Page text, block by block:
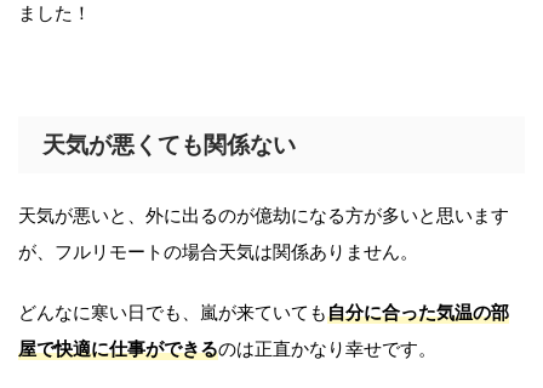
ました！
天気が悪くても関係ない
天気が悪いと、外に出るのが億劫になる方が多いと思います
が、フルリモートの場合天気は関係ありません。
どんなに寒い日でも、嵐が来ていても自分に合った気温の部
屋で快適に仕事ができるのは正直かなり幸せです。